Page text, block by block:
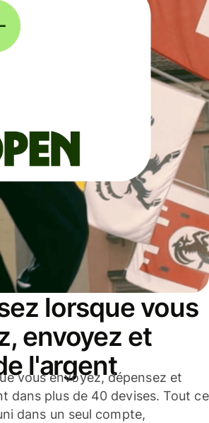
lorsque vous
envoyez et
l'argent
vous envoyez, dépensez et
dans plus de 40 devises. Tout ce
dans un seul compte,